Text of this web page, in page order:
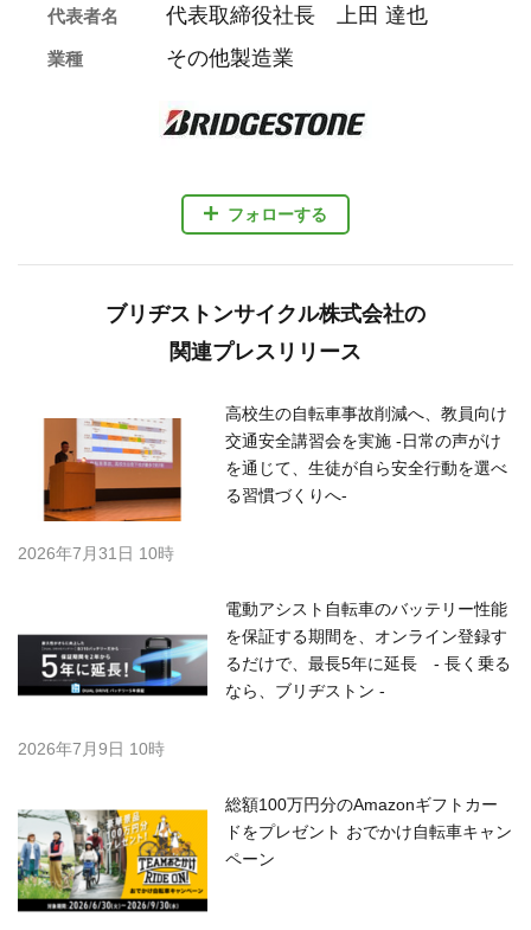
フォローする
代表者名 代表取締役社長 上田 達也
業種 その他製造業
ブリヂストンサイクル株式会社の
関連プレスリリース
高校生の自転車事故削減へ、教員向け
交通安全講習会を実施 -日常の声がけ
を通じて、生徒が自ら安全行動を選べ
る習慣づくりへ-
2026年7月31日 10時
電動アシスト自転車のバッテリー性能
を保証する期間を、オンライン登録す
るだけで、最長5年に延長 - 長く乗る
なら、ブリヂストン -
2026年7月9日 10時
総額100万円分のAmazonギフトカー
ドをプレゼント おでかけ自転車キャン
ペーン